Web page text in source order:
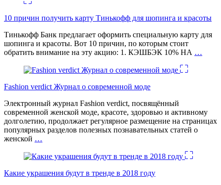
10 причин получить карту Тинькофф для шопинга и красоты
Тинькофф Банк предлагает оформить специальную карту для
шопинга и красоты. Вот 10 причин, по которым стоит
обратить внимание на эту акцию: 1. КЭШБЭК 10% НА …
Fashion verdict Журнал о современной моде
Электронный журнал Fashion verdict, посвящённый
современной женской моде, красоте, здоровью и активному
долголетию, продолжает регулярное размещение на страницах
популярных разделов полезных познавательных статей о
женской …
Какие украшения будут в тренде в 2018 году